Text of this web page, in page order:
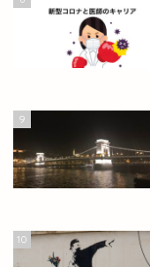
9
10